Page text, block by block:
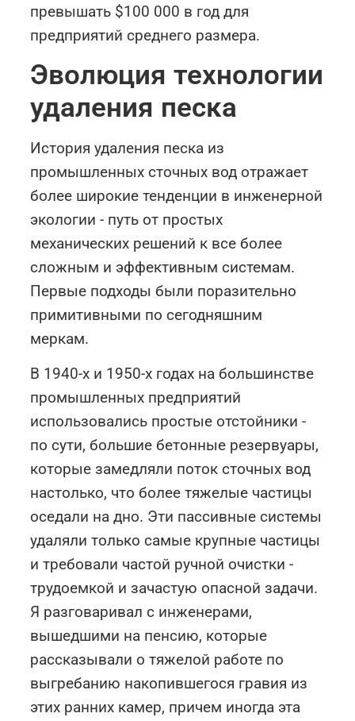
превышать $100 000 в год для
предприятий среднего размера.
Эволюция технологии
удаления песка
История удаления песка из
промышленных сточных вод отражает
более широкие тенденции в инженерной
экологии - путь от простых
механических решений к все более
сложным и эффективным системам.
Первые подходы были поразительно
примитивными по сегодняшним
меркам.
В 1940-х и 1950-х годах на большинстве
промышленных предприятий
использовались простые отстойники -
по сути, большие бетонные резервуары,
которые замедляли поток сточных вод
настолько, что более тяжелые частицы
оседали на дно. Эти пассивные системы
удаляли только самые крупные частицы
и требовали частой ручной очистки -
трудоемкой и зачастую опасной задачи.
Я разговаривал с инженерами,
вышедшими на пенсию, которые
рассказывали о тяжелой работе по
выгребанию накопившегося гравия из
этих ранних камер, причем иногда эта